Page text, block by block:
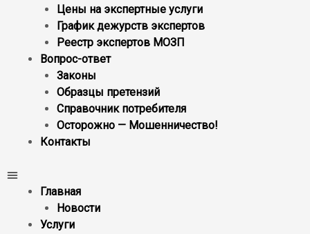
Цены на экспертные услуги
График дежурств экспертов
Реестр экcпертов МОЗП
Вопрос-ответ
Законы
Образцы претензий
Справочник потребителя
Осторожно — Мошенничество!
Контакты
Главная
Новости
Услуги